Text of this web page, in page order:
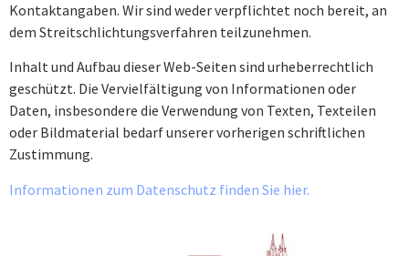
Kontaktangaben. Wir sind weder verpflichtet noch bereit, an
dem Streitschlichtungsverfahren teilzunehmen.
Inhalt und Aufbau dieser Web-Seiten sind urheberrechtlich
geschützt. Die Vervielfältigung von Informationen oder
Daten, insbesondere die Verwendung von Texten, Texteilen
oder Bildmaterial bedarf unserer vorherigen schriftlichen
Zustimmung.
Informationen zum Datenschutz finden Sie hier.